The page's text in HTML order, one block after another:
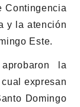
Contingencia
y la atención
Este.
la
expresan
Domingo